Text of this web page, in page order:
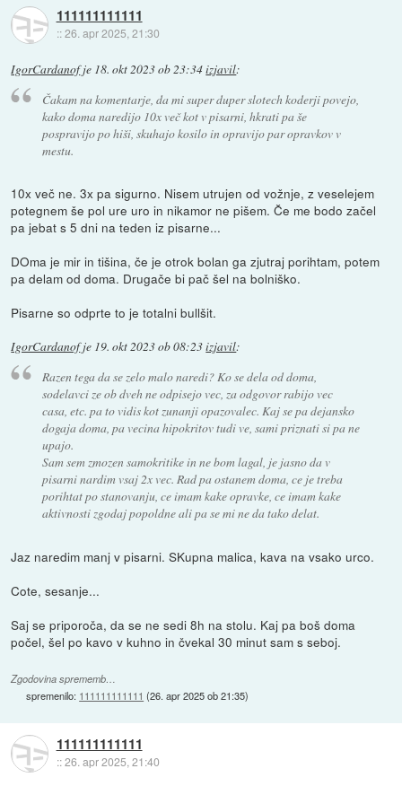
111111111111
::26. apr 2025, 21:30
IgorCardanofje 18. okt 2023 ob 23:34izjavil:
Čakam na komentarje, da mi super duper slotech koderji povejo,
kako doma naredijo 10x več kot v pisarni, hkrati pa še
pospravijo po hiši, skuhajo kosilo in opravijo par opravkov v
mestu.
10x več ne. 3x pa sigurno. Nisem utrujen od vožnje, z veselejem
potegnem še pol ure uro in nikamor ne pišem. Če me bodo začel
pa jebat s 5 dni na teden iz pisarne...
DOma je mir in tišina, če je otrok bolan ga zjutraj porihtam, potem
pa delam od doma. Drugače bi pač šel na bolniško.
Pisarne so odprte to je totalni bullšit.
IgorCardanofje 19. okt 2023 ob 08:23izjavil:
Razen tega da se zelo malo naredi? Ko se dela od doma,
sodelavci ze ob dveh ne odpisejo vec, za odgovor rabijo vec
casa, etc. pa to vidis kot zunanji opazovalec. Kaj se pa dejansko
dogaja doma, pa vecina hipokritov tudi ve, sami priznati si pa ne
upajo.
Sam sem zmozen samokritike in ne bom lagal, je jasno da v
pisarni nardim vsaj 2x vec. Rad pa ostanem doma, ce je treba
porihtat po stanovanju, ce imam kake opravke, ce imam kake
aktivnosti zgodaj popoldne ali pa se mi ne da tako delat.
Jaz naredim manj v pisarni. SKupna malica, kava na vsako urco.
Cote, sesanje...
Saj se priporoča, da se ne sedi 8h na stolu. Kaj pa boš doma
počel, šel po kavo v kuhno in čvekal 30 minut sam s seboj.
Zgodovina sprememb…
spremenilo: 111111111111 (26. apr 2025 ob 21:35)
111111111111
::26. apr 2025, 21:40